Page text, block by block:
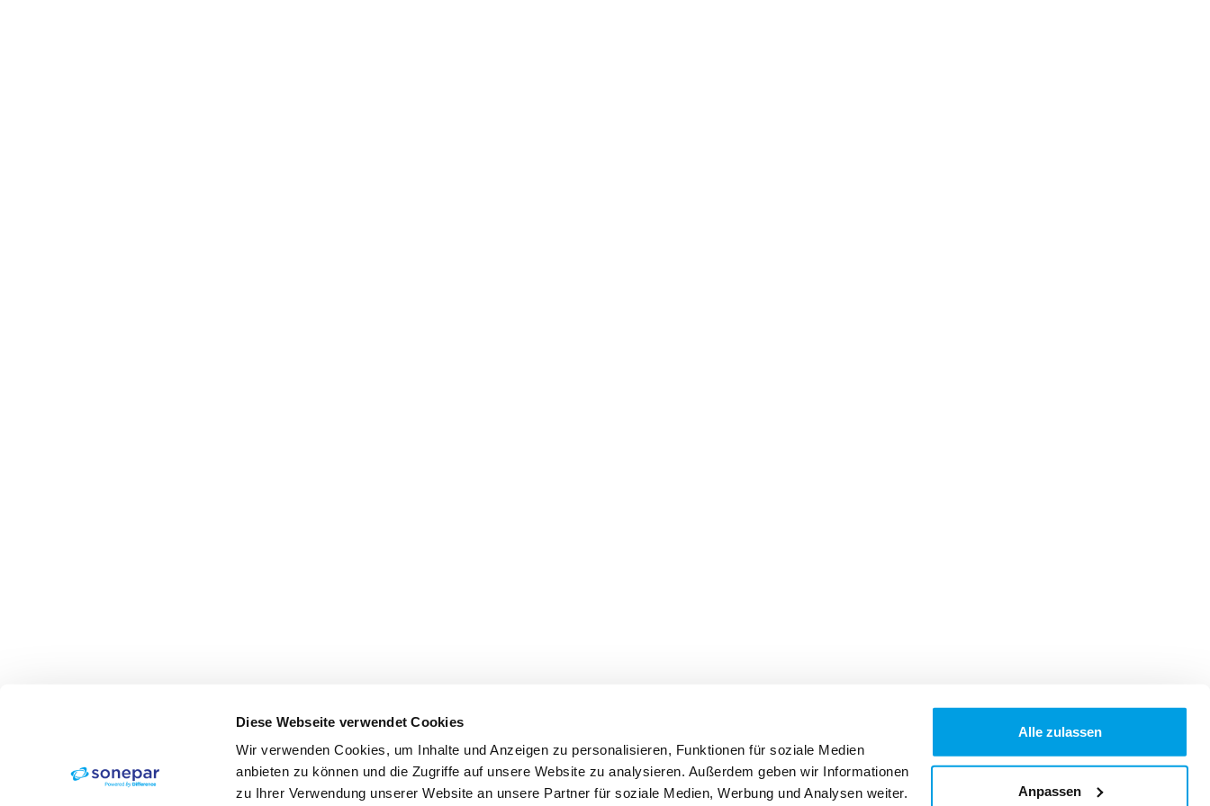
Diese Webseite verwendet Cookies
Wir verwenden Cookies, um Inhalte und Anzeigen zu personalisieren, Funktionen für soziale Medien
anbieten zu können und die Zugriffe auf unsere Website zu analysieren. Außerdem geben wir Informationen
zu Ihrer Verwendung unserer Website an unsere Partner für soziale Medien, Werbung und Analysen weiter.
Alle zulassen
Anpassen